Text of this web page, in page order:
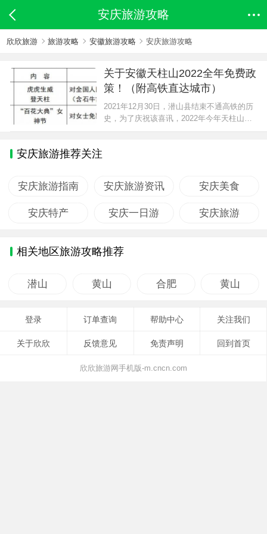
安庆旅游攻略
欣欣旅游 旅游攻略 安徽旅游攻略 安庆旅游攻略
关于安徽天柱山2022全年免费政
策！（附高铁直达城市）
2021年12月30日，潜山县结束不通高铁的历
史，为了庆祝该喜讯，2022年今年天柱山风
安庆旅游推荐关注
安庆旅游指南 安庆旅游资讯 安庆美食
安庆特产 安庆一日游 安庆旅游
相关地区旅游攻略推荐
潜山 黄山 合肥 黄山
登录 订单查询 帮助中心 关注我们
关于欣欣 反馈意见 免责声明 回到首页
欣欣旅游网手机版-m.cncn.com